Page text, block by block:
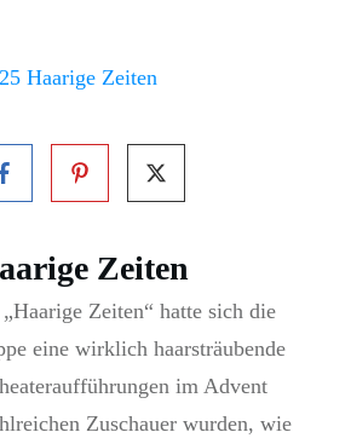
Zeiten
Zeiten“ hatte sich die
eine wirklich haarsträubende
im Advent
Zuschauer wurden, wie